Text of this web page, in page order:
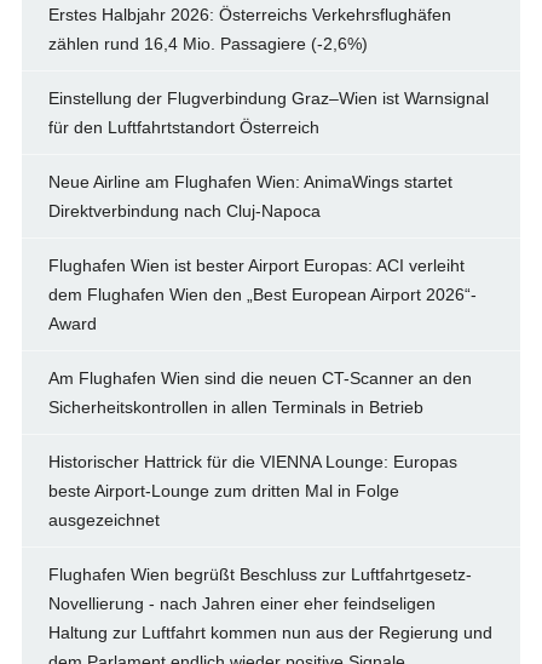
Erstes Halbjahr 2026: Österreichs Verkehrsflughäfen
zählen rund 16,4 Mio. Passagiere (-2,6%)
Einstellung der Flugverbindung Graz–Wien ist Warnsignal
für den Luftfahrtstandort Österreich
Neue Airline am Flughafen Wien: AnimaWings startet
Direktverbindung nach Cluj-Napoca
Flughafen Wien ist bester Airport Europas: ACI verleiht
dem Flughafen Wien den „Best European Airport 2026“-
Award
Am Flughafen Wien sind die neuen CT-Scanner an den
Sicherheitskontrollen in allen Terminals in Betrieb
Historischer Hattrick für die VIENNA Lounge: Europas
beste Airport-Lounge zum dritten Mal in Folge
ausgezeichnet
Flughafen Wien begrüßt Beschluss zur Luftfahrtgesetz-
Novellierung - nach Jahren einer eher feindseligen
Haltung zur Luftfahrt kommen nun aus der Regierung und